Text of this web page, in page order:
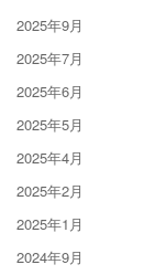
2025年9月
2025年7月
2025年6月
2025年5月
2025年4月
2025年2月
2025年1月
2024年9月